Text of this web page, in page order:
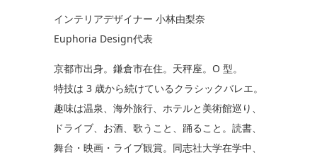
インテリアデザイナー 小林由梨奈
Euphoria Design代表
京都市出身。鎌倉市在住。天秤座。O 型。
特技は 3 歳から続けているクラシックバレエ。
趣味は温泉、海外旅行、ホテルと美術館巡り、
ドライブ、お酒、歌うこと、踊ること。読書、
舞台・映画・ライブ観賞。同志社大学在学中、